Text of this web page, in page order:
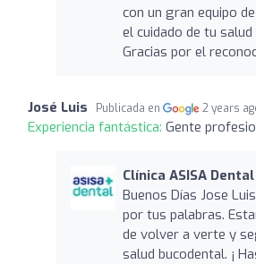
con un gran equipo
el cuidado de tu salud
Gracias por el
José Luis Publicada en 2 years
Experiencia fantástica: Gente
Clínica ASISA Dental
Buenos Días Jose
por tus palabras.
de volver a verte y
salud bucodental. ¡